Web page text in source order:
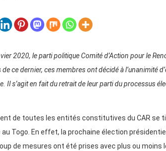
2020, le parti politique Comité d’Action pour le
ce dernier, ces membres ont décidé à l’unanimité
Il s’agit en fait du retrait de leur parti du processus
de toutes les entités constitutives du CAR se
au Togo. En effet, la prochaine élection
de mesures ont été prises avec plus ou